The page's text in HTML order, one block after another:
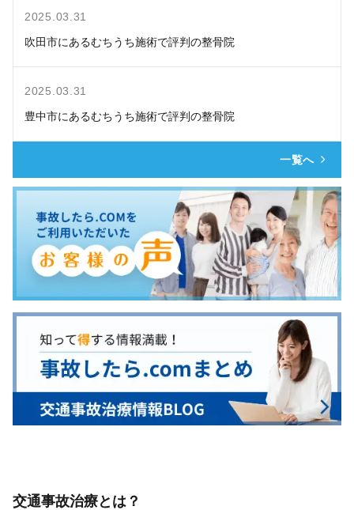
2025.03.31
吹田市にあるむちうち施術で評判の整骨院
2025.03.31
豊中市にあるむちうち施術で評判の整骨院
一覧へ
交通事故治療とは？